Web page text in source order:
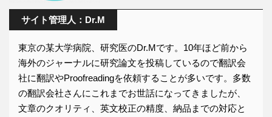
サイト管理人：Dr.M
東京の某大学病院、研究医のDr.Mです。10年ほど前から
海外のジャーナルに研究論文を投稿しているので翻訳会
社に翻訳やProofreadingを依頼することが多いです。多数
の翻訳会社さんにこれまでお世話になってきましたが、
文章のクオリティ、英文校正の精度、納品までの対応と